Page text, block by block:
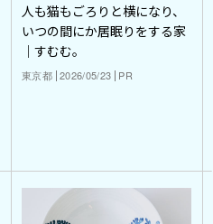
人も猫もごろりと横になり、
いつの間にか居眠りをする家
｜すむむ。
東京都 2026/05/23 PR